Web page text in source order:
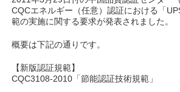
CQCエネルギー（任意）認証における「
範の実施に関する要求が発表されました。
概要は下記の通りです。
【新版認証規範】
CQC3108-2010「節能認証技術規範」